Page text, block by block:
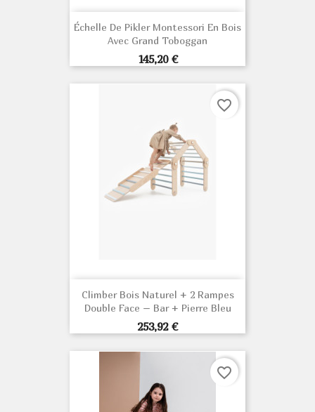
Échelle De Pikler Montessori En Bois
Avec Grand Toboggan
Prix
145,20 €
Climber Bois Naturel + 2 Rampes
Double Face – Bar + Pierre Bleu
Prix
253,92 €
favorite_border
favorite_border